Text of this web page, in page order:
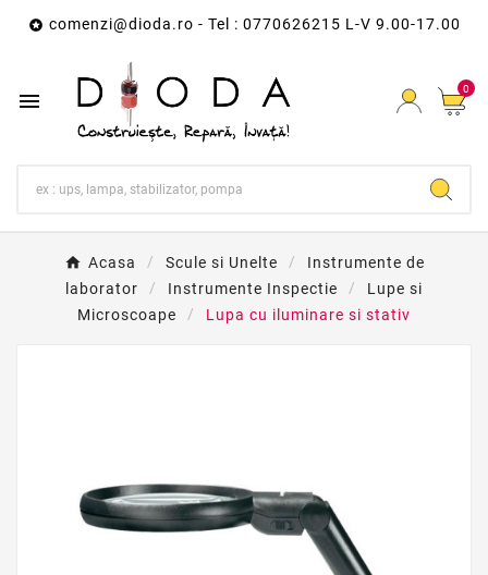
 comenzi@dioda.ro - Tel : 0770626215 L-V 9.00-17.00
 0
Acasa Scule si Unelte
Instrumente de
laborator
Instrumente Inspectie
Lupe si
Microscoape
Lupa cu iluminare si stativ